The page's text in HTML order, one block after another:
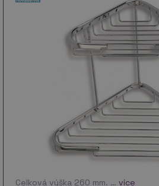
Celková výška 260 mm. … více